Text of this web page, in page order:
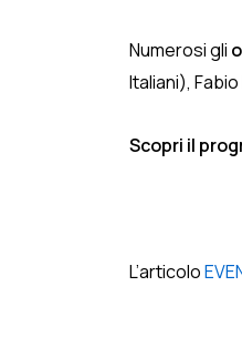
Numerosi gli
Italiani),
Scopri il
L’articolo